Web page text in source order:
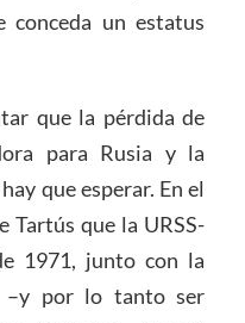
conceda un estatus
que la pérdida de
para Rusia y la
que esperar. En el
Tartús que la URSS-
1971, junto con la
–y por lo tanto ser